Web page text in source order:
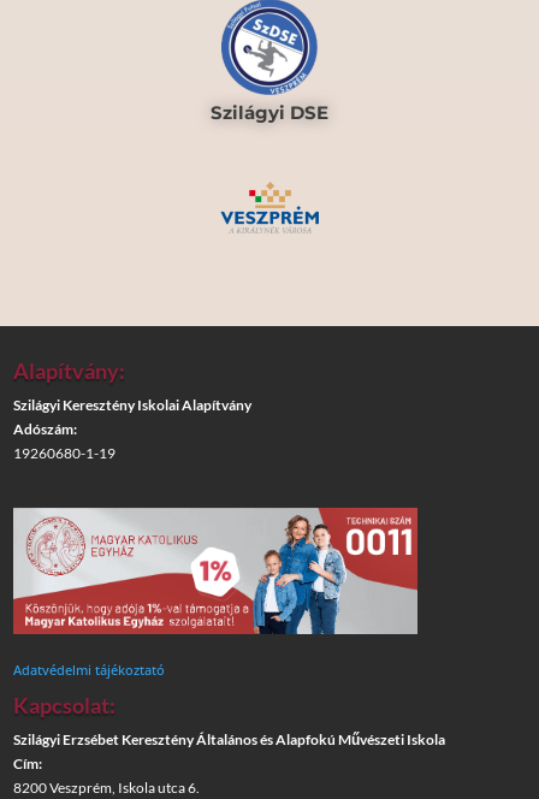
Szilágyi DSE
Alapítvány:
Szilágyi Keresztény Iskolai Alapítvány
Adószám:
19260680-1-19
Adatvédelmi tájékoztató
Kapcsolat:
Szilágyi Erzsébet Keresztény Általános és Alapfokú Művészeti Iskola
Cím:
8200 Veszprém, Iskola utca 6.